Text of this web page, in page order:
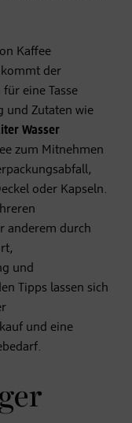
Kaffee
kommt der
eine Tasse
und Zutaten wie
Wasser
zum Mitnehmen
oder Kapseln.
anderem durch
und
Tipps lassen sich
und eine